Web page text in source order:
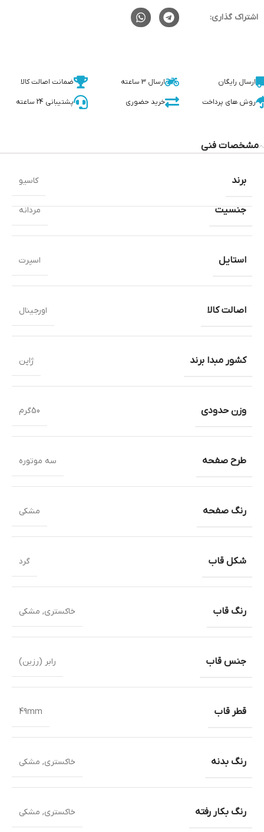
اشتراک گذاری:
ارسال رایگان ارسال 3 ساعته ضمانت اصالت کالا
روش های پرداخت خرید حضوری پشتیبانی 24 ساعته
مشخصات فنی
جنسیت مردانه
استایل اسپرت
اصالت کالا اورجینال
کشور مبدا برند ژاپن
وزن حدودی 50گرم
طرح صفحه سه موتوره
رنگ صفحه مشکی
شکل قاب گرد
رنگ قاب خاکستری, مشکی
جنس قاب رابر (رزین)
قطر قاب 49mm
رنگ بدنه خاکستری, مشکی
رنگ بکار رفته خاکستری, مشکی
برند کاسیو